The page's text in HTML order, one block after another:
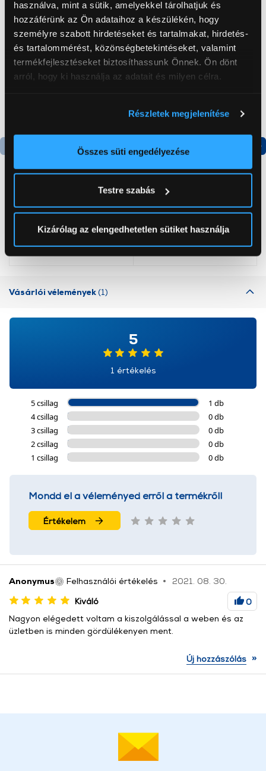
használva, mint a sütik, amelyekkel tárolhatjuk és
hozzáférünk az Ön adataihoz a készülékén, hogy
személyre szabott hirdetéseket és tartalmakat, hirdetés-
és tartalommérést, közönségbetekintéseket, valamint
termékfejlesztéseket biztosíthassunk Önnek. Ön dönt
arról, hogy ki használja az adatait és milyen célra.
elhelyezkedéséről pár méteres pontossággal
Az Ön készülékén beazonosítása annak konkrét
módjairól és adja meg preferenciáit aRészletek
pontban. Bármikor módosíthatja vagy visszavonhatja a
Sütinyilatkozathoz való hozzájárulását.
szolgáltatásaink biztosításához szükségesek. Az oldal
Részletek megjelenítése
Összes süti engedélyezése
Testre szabás
Kizárólag az elengedhetetlen sütiket használja
Neked ajánljuk
Toronyventilátor
27 999 Ft
Toronyventilátor
19 999 Ft24 999 Ft
Vásárlói vélemények(1)
5
1 értékelés
5 csillag
1 db
4 csillag
0 db
3 csillag
0 db
2 csillag
0 db
1 csillag
0 db
Mondd el a véleményed erről a termékről!
Értékelem
Anonymus Felhasználói értékelés
2021. 08. 30.
Kiváló
0
Nagyon elégedett voltam a kiszolgálással a weben és az
üzletben is minden gördülékenyen ment.
Új hozzászólás »